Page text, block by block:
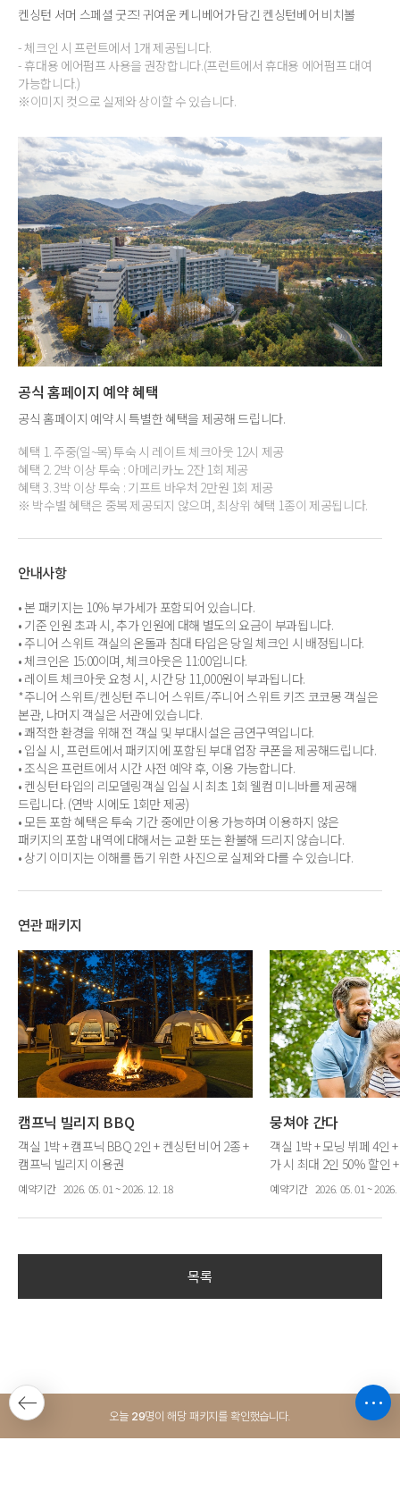
켄싱턴 서머 스페셜 굿즈! 귀여운 케니베어가 담긴 켄싱턴베어 비치볼
- 체크인 시 프런트에서 1개 제공됩니다.
- 휴대용 에어펌프 사용을 권장합니다.(프런트에서 휴대용 에어펌프 대여
가능합니다.)
※이미지 컷으로 실제와 상이할 수 있습니다.
공식 홈페이지 예약 혜택
공식 홈페이지 예약 시 특별한 혜택을 제공해 드립니다.
혜택 1. 주중(일~목) 투숙 시 레이트 체크아웃 12시 제공
혜택 2. 2박 이상 투숙 : 아메리카노 2잔 1회 제공
혜택 3. 3박 이상 투숙 : 기프트 바우처 2만원 1회 제공
※ 박수별 혜택은 중복 제공되지 않으며, 최상위 혜택 1종이 제공됩니다.
안내사항
• 본 패키지는 10% 부가세가 포함되어 있습니다.
• 기준 인원 초과 시, 추가 인원에 대해 별도의 요금이 부과됩니다.
• 주니어 스위트 객실의 온돌과 침대 타입은 당일 체크인 시 배정됩니다.
• 체크인은 15:00이며, 체크아웃은 11:00입니다.
• 레이트 체크아웃 요청 시, 시간 당 11,000원이 부과됩니다.
*주니어 스위트/켄싱턴 주니어 스위트/주니어 스위트 키즈 코코몽 객실은
본관, 나머지 객실은 서관에 있습니다.
• 쾌적한 환경을 위해 전 객실 및 부대시설은 금연구역입니다.
• 입실 시, 프런트에서 패키지에 포함된 부대 업장 쿠폰을 제공해드립니다.
• 조식은 프런트에서 시간 사전 예약 후, 이용 가능합니다.
• 켄싱턴 타입의 리모델링객실 입실 시 최초 1회 웰컴 미니바를 제공해
드립니다. (연박 시에도 1회만 제공)
• 모든 포함 혜택은 투숙 기간 중에만 이용 가능하며 이용하지 않은
패키지의 포함 내역에 대해서는 교환 또는 환불해 드리지 않습니다.
• 상기 이미지는 이해를 돕기 위한 사진으로 실제와 다를 수 있습니다.
연관 패키지
캠프닉 빌리지 BBQ
객실 1박 + 캠프닉 BBQ 2인 + 켄싱턴 비어 2종 +
캠프닉 빌리지 이용권
예약기간 2026. 05. 01 ~ 2026. 12. 18
뭉쳐야 간다
객실 1박 + 모닝 뷔페 4인
가 시 최대 2인 50% 할인
예약기간 2026. 05. 01 ~ 2026.
목록